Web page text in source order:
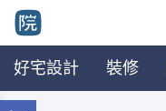
好宅設計 裝修